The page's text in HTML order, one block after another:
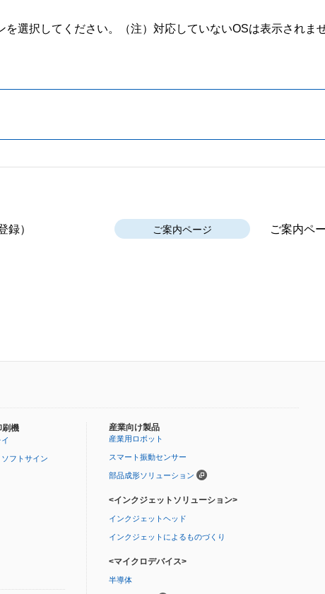
選択してください。 （注）対応していないOSは表示されま
録） ご案内ページ ご案内ペ
刷機
フトサイン
産業向け製品
産業用ロボット
スマート振動センサー
部品成形ソリューション
<インクジェットソリューション>
インクジェットヘッド
インクジェットによるものづくり
<マイクロデバイス>
半導体